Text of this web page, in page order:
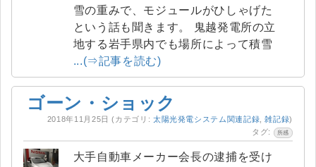
雪の重みで、モジュールがひしゃげた
という話も聞きます。 鬼越発電所の立
地する岩手県内でも場所によって積雪
...(⇒記事を読む)
ゴーン・ショック
2018年11月25日 (カテゴリ: 太陽光発電システム関連記録 ,雑記録)
タグ:
所感
大手自動車メーカー会長の逮捕を受け